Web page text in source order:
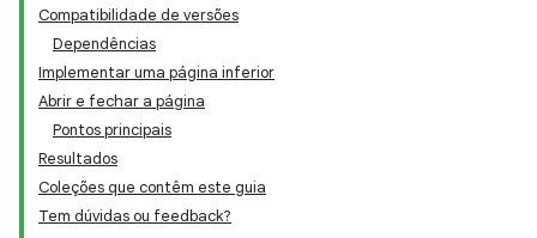
Compatibilidade de versões
Dependências
Implementar uma página inferior
Abrir e fechar a página
Pontos principais
Resultados
Coleções que contêm este guia
Tem dúvidas ou feedback?